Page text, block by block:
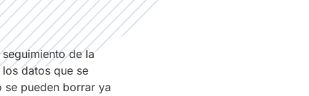
de la
datos que se
se pueden borrar ya